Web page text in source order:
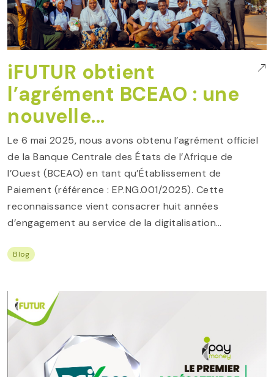
iFUTUR obtient
l’agrément BCEAO : une
nouvelle...
Le 6 mai 2025, nous avons obtenu l’agrément officiel
de la Banque Centrale des États de l’Afrique de
l’Ouest (BCEAO) en tant qu’Établissement de
Paiement (référence : EP.NG.001/2025). Cette
reconnaissance vient consacrer huit années
d’engagement au service de la digitalisation…
Blog